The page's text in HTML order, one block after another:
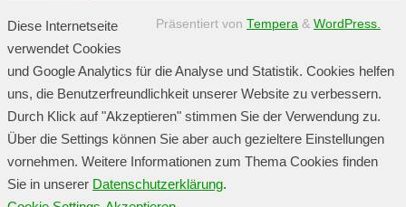
Präsentiert von Tempera & WordPress.
Diese Internetseite
verwendet Cookies
und Google Analytics für die Analyse und Statistik. Cookies helfen
uns, die Benutzerfreundlichkeit unserer Website zu verbessern.
Durch Klick auf "Akzeptieren" stimmen Sie der Verwendung zu.
Über die Settings können Sie aber auch gezieltere Einstellungen
vornehmen. Weitere Informationen zum Thema Cookies finden
Sie in unserer Datenschutzerklärung.